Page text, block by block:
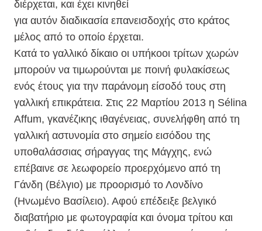
διέρχεται, και έχει κινηθεί
για αυτόν διαδικασία επανεισδοχής στο κράτος
μέλος από το οποίο έρχεται.
Κατά το γαλλικό δίκαιο οι υπήκοοι τρίτων χωρών
μπορούν να τιμωρούνται με ποινή φυλακίσεως
ενός έτους για την παράνομη είσοδό τους στη
γαλλική επικράτεια. Στις 22 Μαρτίου 2013 η Sélina
Affum, γκανέζικης ιθαγένειας, συνελήφθη από τη
γαλλική αστυνομία στο σημείο εισόδου της
υποθαλάσσιας σήραγγας της Μάγχης, ενώ
επέβαινε σε λεωφορείο προερχόμενο από τη
Γάνδη (Βέλγιο) με προορισμό το Λονδίνο
(Ηνωμένο Βασίλειο). Αφού επέδειξε βελγικό
διαβατήριο με φωτογραφία και όνομα τρίτου και